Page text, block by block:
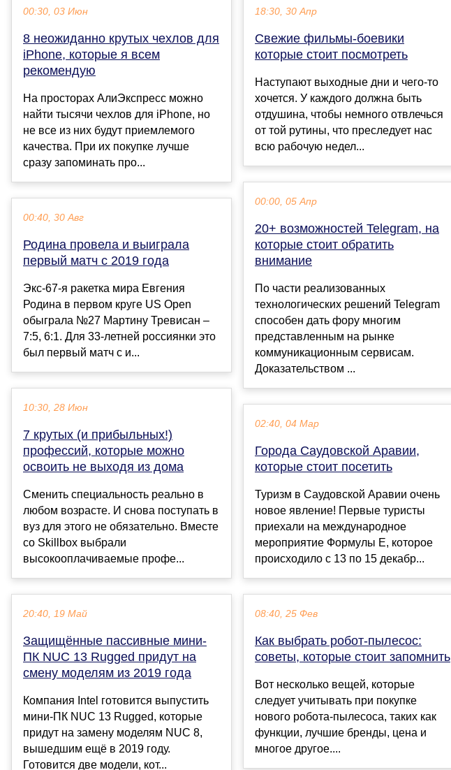
00:30, 03 Июн
8 неожиданно крутых чехлов для
iPhone, которые я всем
рекомендую
На просторах АлиЭкспресс можно
найти тысячи чехлов для iPhone, но
не все из них будут приемлемого
качества. При их покупке лучше
сразу запоминать про...
00:40, 30 Авг
Родина провела и выиграла
первый матч с 2019 года
Экс-67-я ракетка мира Евгения
Родина в первом круге US Open
обыграла №27 Мартину Тревисан –
7:5, 6:1. Для 33-летней россиянки это
был первый матч с и...
10:30, 28 Июн
7 крутых (и прибыльных!)
профессий, которые можно
освоить не выходя из дома
Сменить специальность реально в
любом возрасте. И снова поступать в
вуз для этого не обязательно. Вместе
со Skillbox выбрали
высокооплачиваемые профе...
20:40, 19 Май
Защищённые пассивные мини-
ПК NUC 13 Rugged придут на
смену моделям из 2019 года
Компания Intel готовится выпустить
мини-ПК NUC 13 Rugged, которые
придут на замену моделям NUC 8,
вышедшим ещё в 2019 году.
Готовится две модели, кот...
18:30, 30 Апр
Свежие фильмы-боевики
которые стоит посмотреть
Наступают выходные дни и чего-то
хочется. У каждого должна быть
отдушина, чтобы немного отвлечься
от той рутины, что преследует нас
всю рабочую недел...
00:00, 05 Апр
20+ возможностей Telegram, на
которые стоит обратить
внимание
По части реализованных
технологических решений Telegram
способен дать фору многим
представленным на рынке
коммуникационным сервисам.
Доказательством ...
02:40, 04 Мар
Города Саудовской Аравии,
которые стоит посетить
Туризм в Саудовской Аравии очень
новое явление! Первые туристы
приехали на международное
мероприятие Формулы Е, которое
происходило с 13 по 15 декабр...
08:40, 25 Фев
Как выбрать робот-пылесос:
советы, которые стоит запомнить
Вот несколько вещей, которые
следует учитывать при покупке
нового робота-пылесоса, таких как
функции, лучшие бренды, цена и
многое другое....